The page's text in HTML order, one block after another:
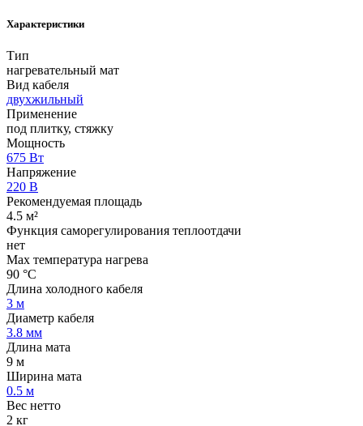
Характеристики
Тип
нагревательный мат
Вид кабеля
двухжильный
Применение
под плитку, стяжку
Мощность
675 Вт
Напряжение
220 В
Рекомендуемая площадь
4.5 м²
Функция саморегулирования теплоотдачи
нет
Max температура нагрева
90 °С
Длина холодного кабеля
3 м
Диаметр кабеля
3.8 мм
Длина мата
9 м
Ширина мата
0.5 м
Вес нетто
2 кг